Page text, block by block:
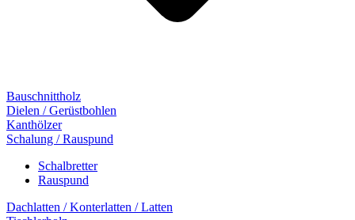
Bauschnittholz
Dielen / Gerüstbohlen
Kanthölzer
Schalung / Rauspund
Schalbretter
Rauspund
Dachlatten / Konterlatten / Latten